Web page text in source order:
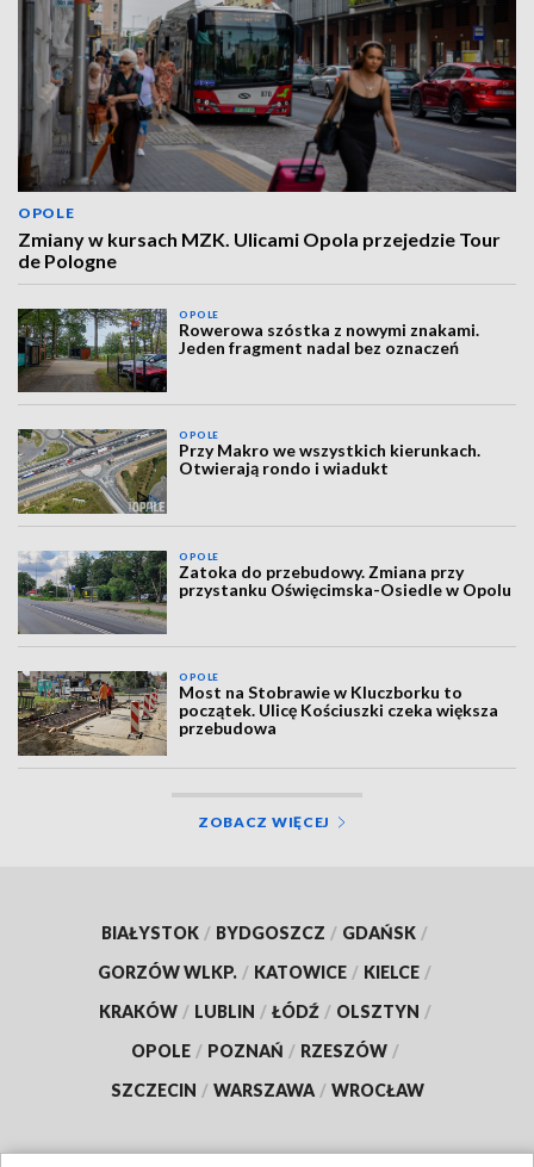
OPOLE
Zmiany w kursach MZK. Ulicami Opola przejedzie Tour
de Pologne
OPOLE
Rowerowa szóstka z nowymi znakami.
Jeden fragment nadal bez oznaczeń
OPOLE
Przy Makro we wszystkich kierunkach.
Otwierają rondo i wiadukt
OPOLE
Zatoka do przebudowy. Zmiana przy
przystanku Oświęcimska-Osiedle w Opolu
OPOLE
Most na Stobrawie w Kluczborku to
początek. Ulicę Kościuszki czeka większa
przebudowa
ZOBACZ WIĘCEJ
BIAŁYSTOK / BYDGOSZCZ / GDAŃSK /
GORZÓW WLKP. / KATOWICE / KIELCE /
KRAKÓW / LUBLIN / ŁÓDŹ / OLSZTYN /
OPOLE / POZNAŃ / RZESZÓW /
SZCZECIN / WARSZAWA / WROCŁAW